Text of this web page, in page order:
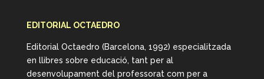
EDITORIAL OCTAEDRO
Editorial Octaedro (Barcelona, 1992) especialitzada
en llibres sobre educació, tant per al
desenvolupament del professorat com per a